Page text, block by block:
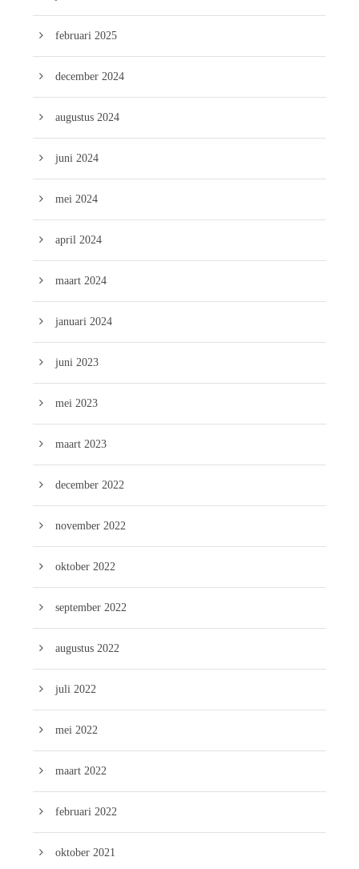
februari 2025
december 2024
augustus 2024
juni 2024
mei 2024
april 2024
maart 2024
januari 2024
juni 2023
mei 2023
maart 2023
december 2022
november 2022
oktober 2022
september 2022
augustus 2022
juli 2022
mei 2022
maart 2022
februari 2022
oktober 2021